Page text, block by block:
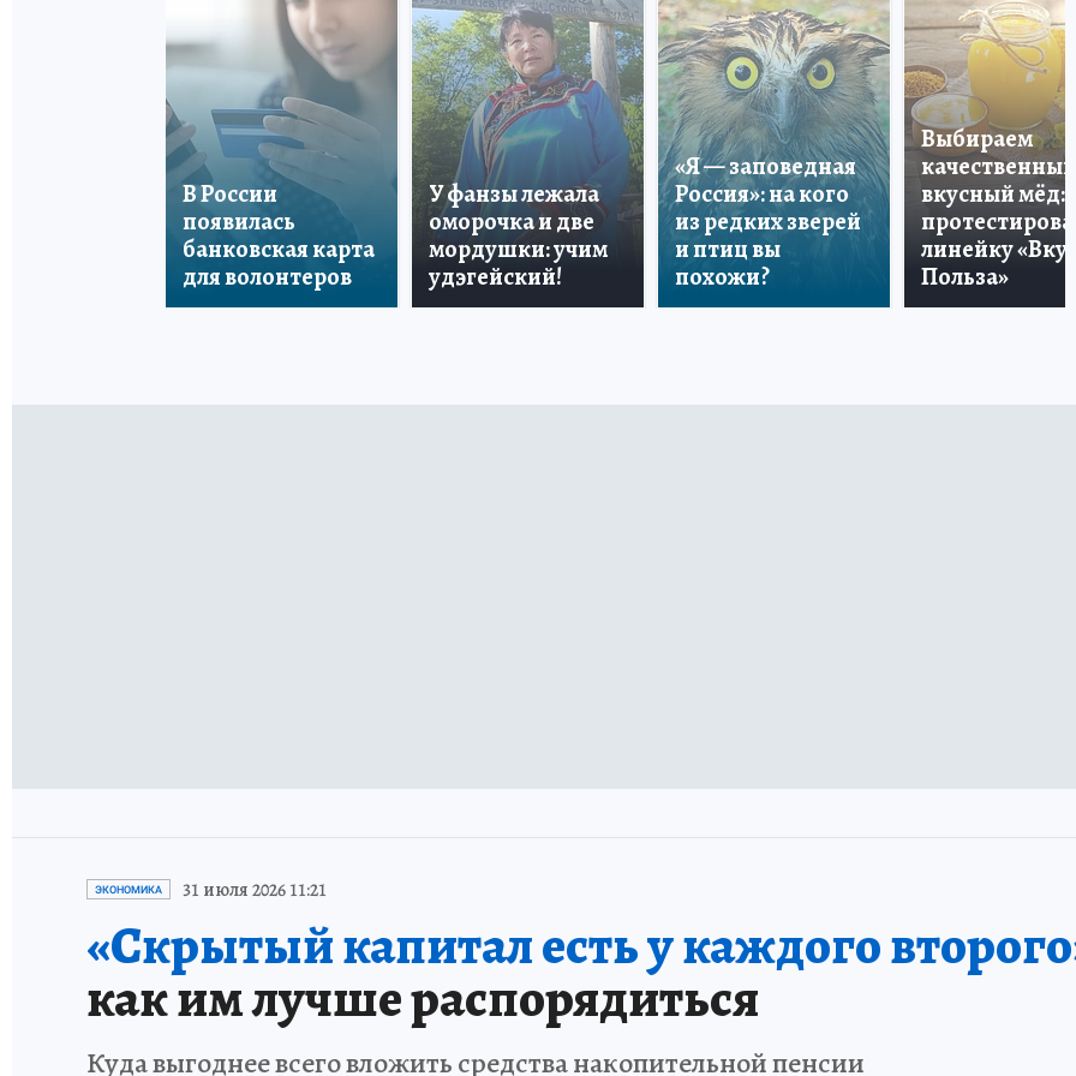
В России
появилась
банковская карта
для волонтеров
У фанзы лежала
оморочка и две
мордушки: учим
удэгейский!
«Я — заповедная
Россия»: на кого
из редких зверей
и птиц вы
похожи?
Выбираем
качественный
вкусный мёд:
линейку «Вкус
Польза»
ЭКОНОМИКА 31 июля 2026 11:21
«Скрытый капитал есть у каждого
как им лучше распорядиться
Куда выгоднее всего вложить средства накопительной пенсии